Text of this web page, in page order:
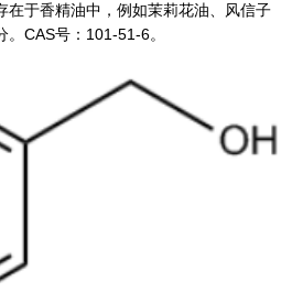
在于香精油中，例如茉莉花油、风信子
CAS号：101-51-6。